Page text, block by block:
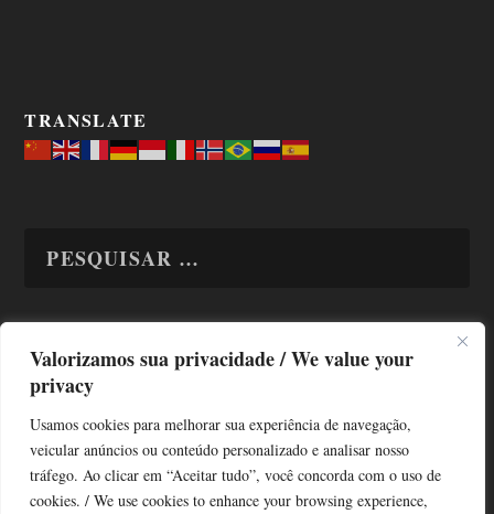
Valorizamos sua privacidade / We value your
privacy
Usamos cookies para melhorar sua experiência de navegação,
veicular anúncios ou conteúdo personalizado e analisar nosso
tráfego. Ao clicar em “Aceitar tudo”, você concorda com o uso de
cookies. / We use cookies to enhance your browsing experience,
TRANSLATE
TODAS OS ASSUNTOS